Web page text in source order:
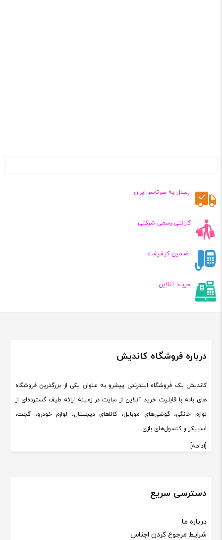
ارسـال به سرتاسر ایران
گارانتی رسمی شرکتی
تضـمین کیفـیفت
خریــد آنلاین
درباره فروشگاه کاندیش
کاندیش یک فروشگاه اینترنتی پیشرو به عنوان یکی از بزرگترین فروشگاه
های بانه با قابلیت خرید آنلاین از سایت در زمینه ارائه طیف گسترده‌ای از
لوازم خانگی، گوشی‌های موبایل، کالاهای دیجیتال، لوازم خودرو، گجت،
اسپیکر و کنسول‌های بازی...
[ادامه]
دسترسی سریع
درباره ما
شرایط مرجوع کردن اجناس